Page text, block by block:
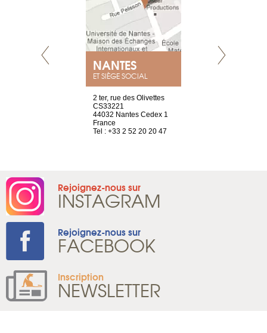
NANTES
ET SIÈGE SOCIAL
2 ter, rue des Olivettes
CS33221
44032 Nantes Cedex 1
France
Tel : +33 2 52 20 20 47
Rejoignez-nous sur
INSTAGRAM
Rejoignez-nous sur
FACEBOOK
Inscription
NEWSLETTER